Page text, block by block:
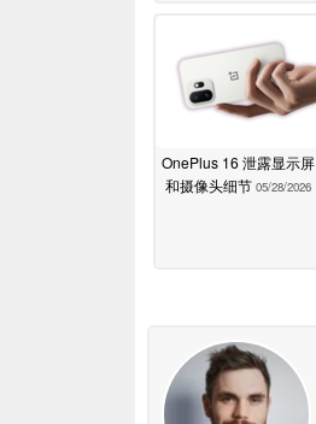
OnePlus 16 泄露显示屏
和摄像头细节 05/28/2026